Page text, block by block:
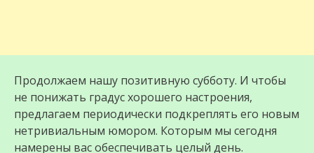
Продолжаем нашу позитивную субботу. И чтобы
не понижать градус хорошего настроения,
предлагаем периодически подкреплять его новым
нетривиальным юмором. Которым мы сегодня
намерены вас обеспечивать целый день.